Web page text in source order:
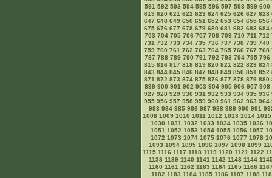
591 592 593 594 595 596 597 598 599 600
619 620 621 622 623 624 625 626 627 628
647 648 649 650 651 652 653 654 655 656
675 676 677 678 679 680 681 682 683 684
703 704 705 706 707 708 709 710 711 712
731 732 733 734 735 736 737 738 739 740
759 760 761 762 763 764 765 766 767 768
787 788 789 790 791 792 793 794 795 796
815 816 817 818 819 820 821 822 823 824
843 844 845 846 847 848 849 850 851 852
871 872 873 874 875 876 877 878 879 880
899 900 901 902 903 904 905 906 907 908
927 928 929 930 931 932 933 934 935 936
955 956 957 958 959 960 961 962 963 964
983 984 985 986 987 988 989 990 991
1008 1009 1010 1011 1012 1013 1014 1015
1030 1031 1032 1033 1034 1035 1036
1051 1052 1053 1054 1055 1056 1057
1072 1073 1074 1075 1076 1077 1078
1093 1094 1095 1096 1097 1098 1099
1115 1116 1117 1118 1119 1120 1121 1122
1138 1139 1140 1141 1142 1143 1144
1160 1161 1162 1163 1164 1165 1166
1182 1183 1184 1185 1186 1187 1188